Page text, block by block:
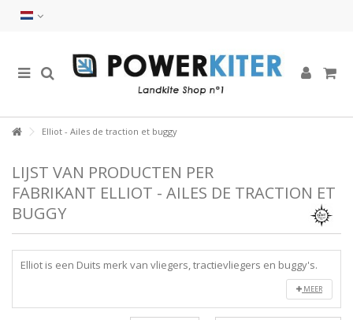
Elliot - Ailes de traction et buggy
LIJST VAN PRODUCTEN PER
FABRIKANT ELLIOT - AILES DE TRACTION ET
BUGGY
Elliot is een Duits merk van vliegers, tractievliegers en buggy's.
MEER